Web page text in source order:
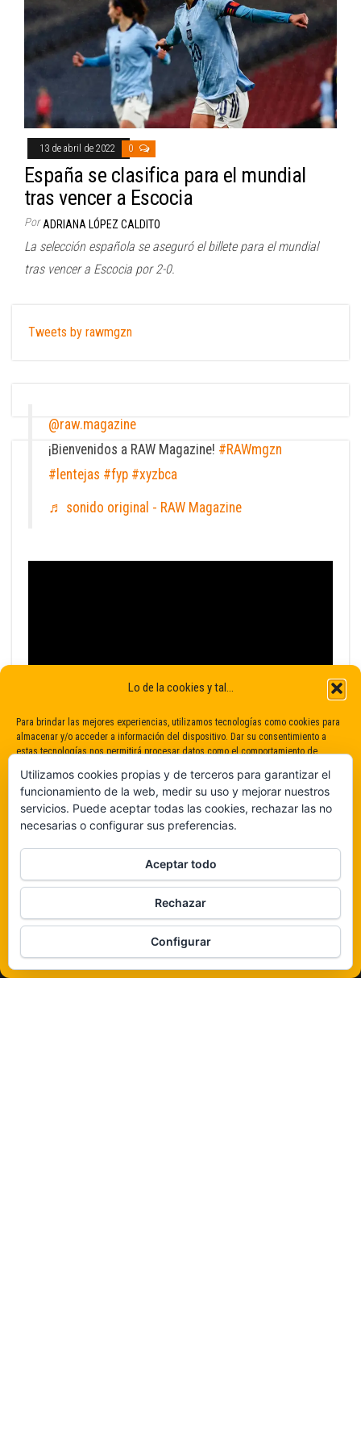
Lo de la cookies y tal...
Para brindar las mejores experiencias, utilizamos tecnologías como cookies para
almacenar y/o acceder a información del dispositivo. Dar su consentimiento a
estas tecnologías nos permitirá procesar datos como el comportamiento de
consentimiento puede afectar negativamente a determinadas características y
funciones.
De ninguna manera
Veámos que hay aquí
Política de cookies
13 de abril de 2022 0
España se clasifica para el mundial
tras vencer a Escocia
Por ADRIANA LÓPEZ CALDITO
La selección española se aseguró el billete para el mundial
tras vencer a Escocia por 2-0.
Tweets by rawmgzn
@raw.magazine
¡Bienvenidos a RAW Magazine! #RAWmgzn
#lentejas #fyp #xyzbca
♬ sonido original - RAW Magazine
Funciona gracias aWordPress |Tema:Envo Magazine
Utilizamos cookies propias y de terceros para garantizar el
funcionamiento de la web, medir su uso y mejorar nuestros
servicios. Puede aceptar todas las cookies, rechazar las no
necesarias o configurar sus preferencias.
Aceptar todo
Rechazar
Configurar